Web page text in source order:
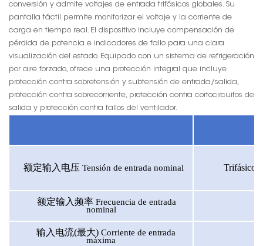
conversión y admite voltajes de entrada trifásicos globales. Su
pantalla táctil permite monitorizar el voltaje y la corriente de
carga en tiempo real. El dispositivo incluye compensación de
pérdida de potencia e indicadores de fallo para una clara
visualización del estado. Equipado con un sistema de refrigeración
por aire forzado, ofrece una protección integral que incluye
protección contra sobretensión y subtensión de entrada/salida,
protección contra sobrecorriente, protección contra cortocircuitos de
salida y protección contra fallos del ventilador.
额定输入电压 Tensión de entrada nominal Trifásico
额定输入频率 Frecuencia de entrada
nominal
输入电流(最大) Corriente de entrada
máxima